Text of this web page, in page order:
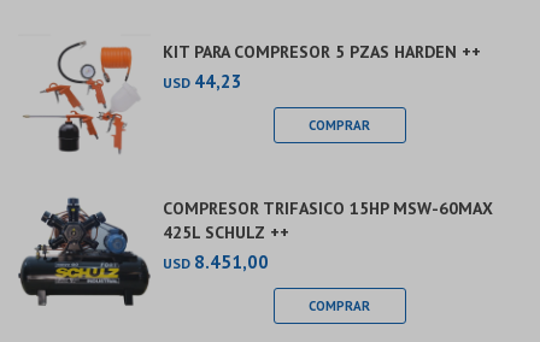
KIT PARA COMPRESOR 5 PZAS HARDEN ++
USD 44,23
COMPRESOR TRIFASICO 15HP MSW-60MAX
425L SCHULZ ++
USD 8.451,00